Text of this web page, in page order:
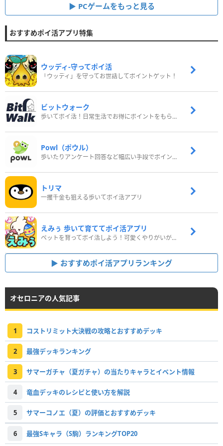
PCゲームをもっと見る
おすすめポイ活アプリ特集
ウッディ‐守ってポイ活
「ウッディ」を守ってお世話してポイントゲット！
ビットウォーク
歩いてポイ活！日常生活でお得にポイントをもらおう
Powl（ポウル）
歩いたりアンケート回答など幅広い手段でポイントをゲット
トリマ
一攫千金も狙える歩いてポイ活アプリ
えみぅ 歩いて育ててポイ活アプリ
ペットを育ってポイ活しよう！可愛くやりがいがある新感覚アプリ
おすすめポイ活アプリランキング
オセロニアの人気記事
1 コストリミット大決戦の攻略とおすすめデッキ
2 最強デッキランキング
3 サマーガチャ（夏ガチャ）の当たりキャラとイベント情報
4 竜血デッキのレシピと使い方を解説
5 サマーコノエ（夏）の評価とおすすめデッキ
6 最強Sキャラ（S駒）ランキングTOP20